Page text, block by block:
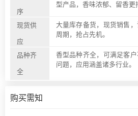
序
型产品，香味浓郁、留香更
现货供
应
大量库存备货，现货销售
周期，抢占先机。
品种齐
全
香型品种齐全，可满足客
问题，应用涵盖诸多行业。
购买需知